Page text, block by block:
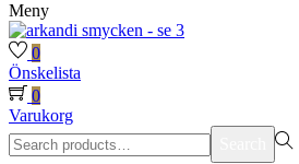
Meny
0
Önskelista
0
Varukorg
Search
for:>